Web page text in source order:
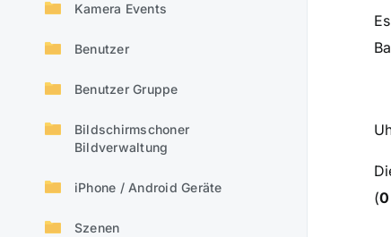
Kamera Events
Benutzer
Benutzer Gruppe
Bildschirmschoner
Bildverwaltung
iPhone / Android Geräte
Szenen
(